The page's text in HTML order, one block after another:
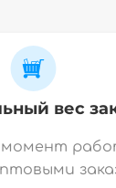
вес
момент